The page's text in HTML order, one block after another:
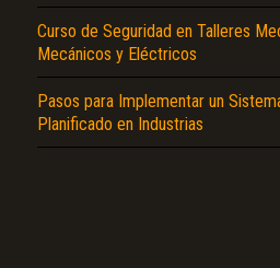
Curso de Seguridad en Talleres
Mecánicos y Eléctricos
Pasos para Implementar un
Planificado en Industrias